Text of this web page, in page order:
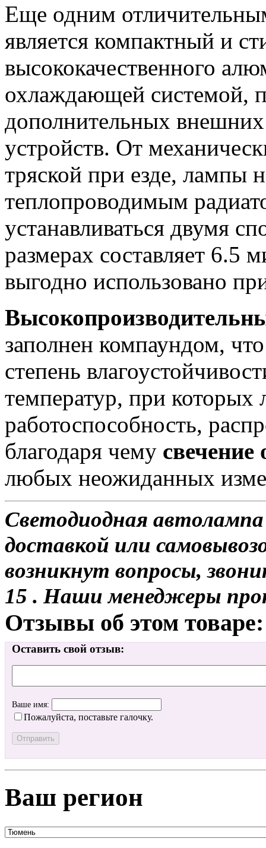
Еще одним
является компактный и
высококачественного
охлаждающей системой,
дополнительных
устройств. От
тряской при езде,
теплопроводимым
устанавливаться двумя
размерах составляет 6.5
выгодно использовано
заполнен компаундом,
степень
температур, при которых
работоспособность,
благодаря чему свечение
любых неожиданных
Светодиодная
доставкой или
возникнут вопросы,
15 . Наши менеджеры
Отзывы об этом товаре:
Оставить свой отзыв:
Ваше имя:
Пожалуйста, поставьте галочку.
Ваш регион